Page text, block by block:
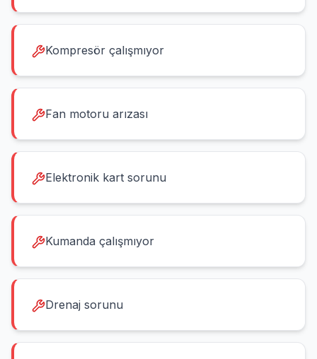
Kompresör çalışmıyor
Fan motoru arızası
Elektronik kart sorunu
Kumanda çalışmıyor
Drenaj sorunu